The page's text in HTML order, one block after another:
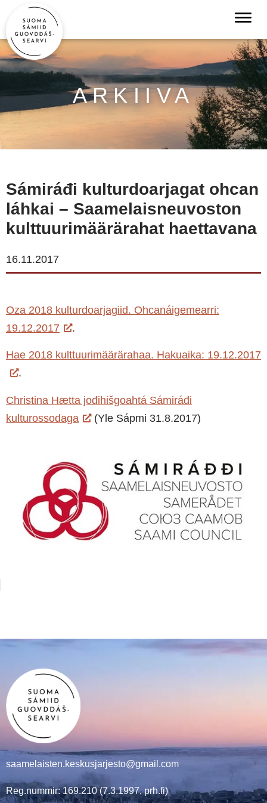
ARKIIVA
Sámiráđi kulturdoarjagat ohcan
láhkai – Saamelaisneuvoston
kulttuurimäärärahat haettavana
16.11.2017
Oza 2018 kulturdoarjagiid. Ohcanáigemearri:
19.12.2017
.
Hae 2018 kulttuurimäärärahaa. Hakuaika: 19.12.2017
.
Christina Hætta jođihišgoahtá Sámiráđi
kulturossodaga
(Yle Sápmi 31.8.2017)
saamelaisten.keskusjarjesto@gmail.com
Reg.nummir: 169.210 (7.3.1997, prh.fi)